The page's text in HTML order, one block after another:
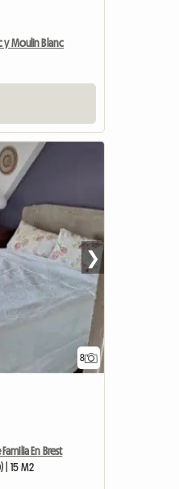
y Moulin Blanc
8
❯
En Brest
| 15 M2